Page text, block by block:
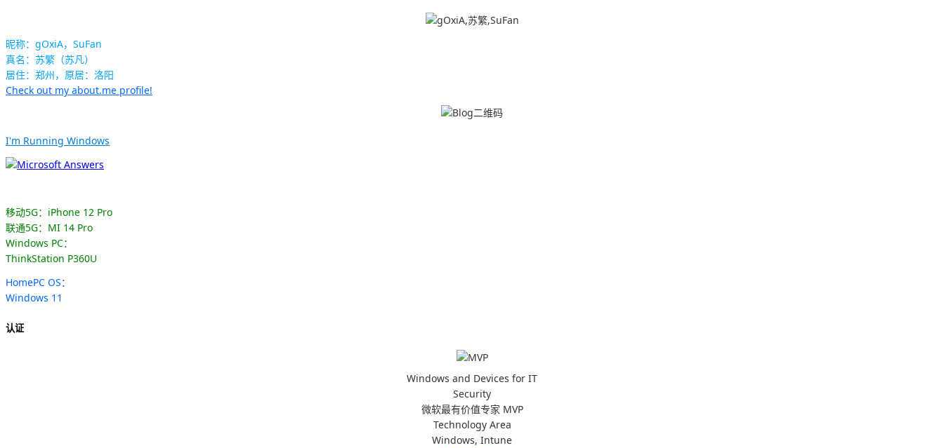
昵称：gOxiA，SuFan
真名：苏繁（苏凡）
居住：郑州，原居：洛阳
Check out my about.me profile!
I'm Running Windows
移动5G：iPhone 12 Pro
联通5G：MI 14 Pro
Windows PC：
ThinkStation P360U
HomePC OS：
Windows 11
认证
Windows and Devices for IT
Security
微软最有价值专家 MVP
Technology Area
Windows, Intune